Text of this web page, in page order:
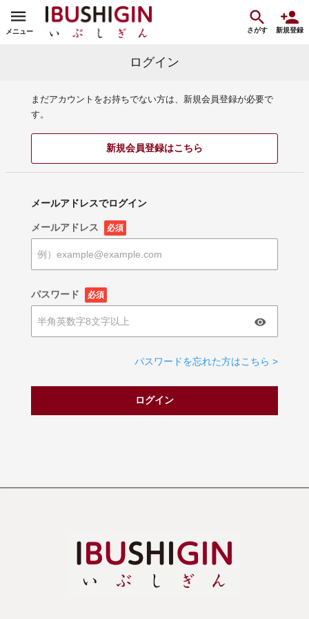
メニュー さがす 新規登録
ログイン
まだアカウントをお持ちでない方は、新規会員登録が必要で
す。
新規会員登録はこちら
メールアドレスでログイン
メールアドレス 必須
パスワード 必須
パスワードを忘れた方はこちら >
ログイン